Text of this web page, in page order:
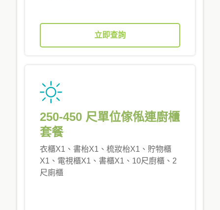
立即查詢
250-450 尺單位傢俬連廚櫃
套餐
衣櫃X1、書枱X1、梳妝枱X1、貯物櫃
X1、電視櫃X1、書櫃X1、10尺廚櫃、2
尺廁櫃